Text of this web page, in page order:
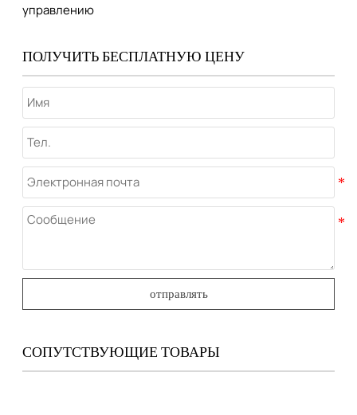
управлению
ПОЛУЧИТЬ БЕСПЛАТНУЮ ЦЕНУ
отправлять
СОПУТСТВУЮЩИЕ ТОВАРЫ